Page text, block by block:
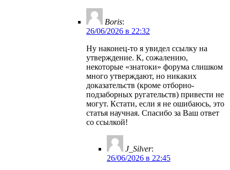
Boris:
26/06/2026 в 22:32
Ну наконец-то я увидел ссылку на
утверждение. К, сожалению,
некоторые «знатоки» форума слишком
много утверждают, но никаких
доказательств (кроме отборно-
подзаборных ругательств) привести не
могут. Кстати, если я не ошибаюсь, это
статья научная. Спасибо за Ваш ответ
со ссылкой!
J_Silver:
26/06/2026 в 22:45